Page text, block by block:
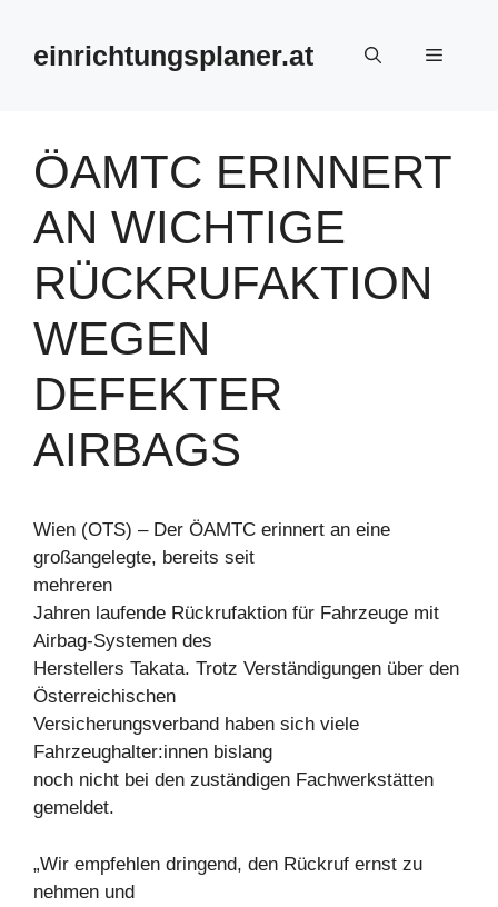
springeneinrichtungsplaner.at Menü
ÖAMTC ERINNERT
AN WICHTIGE
RÜCKRUFAKTION
WEGEN
DEFEKTER
AIRBAGS
Wien (OTS) – Der ÖAMTC erinnert an eine
großangelegte, bereits seit
mehreren
Jahren laufende Rückrufaktion für Fahrzeuge mit
Airbag-Systemen des
Herstellers Takata. Trotz Verständigungen über den
Österreichischen
Versicherungsverband haben sich viele
Fahrzeughalter:innen bislang
noch nicht bei den zuständigen Fachwerkstätten
gemeldet.
„Wir empfehlen dringend, den Rückruf ernst zu
nehmen und